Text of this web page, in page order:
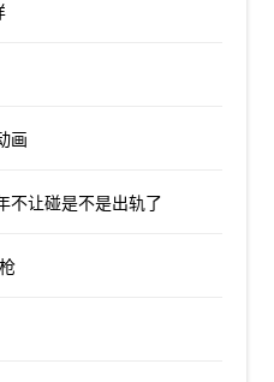
画
不让碰是不是出轨了